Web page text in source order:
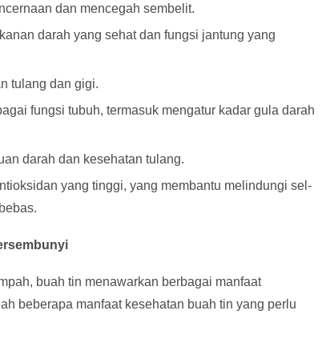
dan mencegah sembelit.
darah yang sehat dan fungsi jantung yang
tulang dan gigi.
fungsi tubuh, termasuk mengatur kadar gula darah
darah dan kesehatan tulang.
yang tinggi, yang membantu melindungi sel-
buah tin menawarkan berbagai manfaat
beberapa manfaat kesehatan buah tin yang perlu